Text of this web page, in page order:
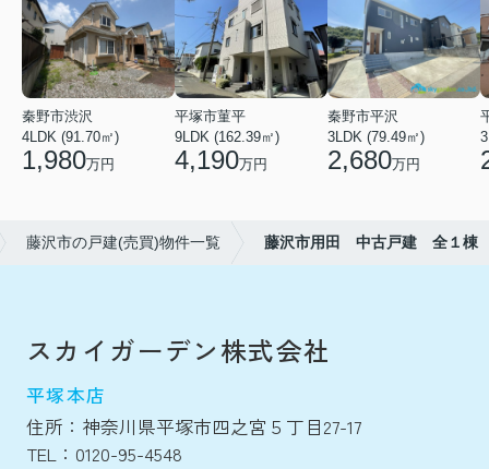
秦野市渋沢
4LDK (91.70㎡)
1,980万円
平塚市菫平
9LDK (162.39㎡)
4,190万円
秦野市平沢
3LDK (79.49㎡)
2,680万円
藤沢市の戸建(売買)物件一覧 藤沢市用田 中古戸建 全１棟
スカイガーデン株式会社
平塚本店
住所：神奈川県平塚市四之宮５丁目27-17
TEL：0120-95-4548